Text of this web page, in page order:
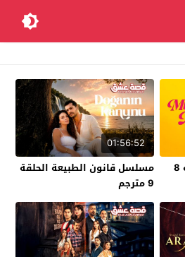
مسلسل حب محتمل الحلقة 8
01:56:52
مسلسل قانون الطبيعة الحلقة
9 مترجم